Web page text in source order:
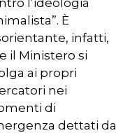
l’ideologia
È
infatti,
il Ministero si
ai propri
nei
di
dettati dal